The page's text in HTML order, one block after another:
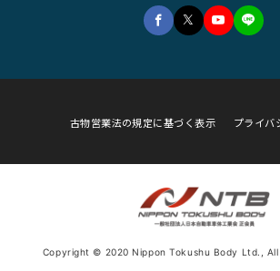
古物営業法の規定に基づく表示 プライバ
Copyright © 2020 Nippon Tokushu Body Ltd.,